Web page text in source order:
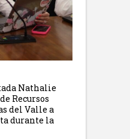
Nathalie
Recursos
del Valle a
durante la